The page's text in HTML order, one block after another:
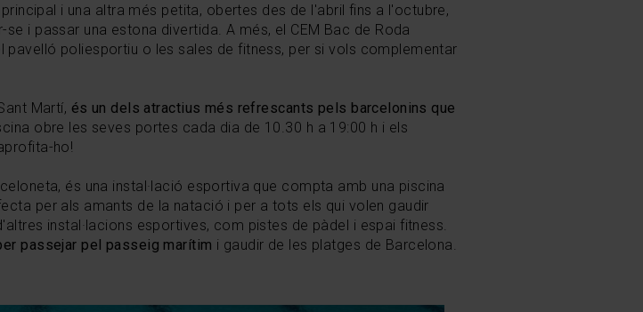
i una altra més petita, obertes des de l'abril fins a l'octubre,
i passar una estona divertida. A més, el CEM Bac de Roda
pavelló poliesportiu o les sales de fitness, per si vols complementar
Martí, és un dels atractius més refrescants pels barcelonins que
obre les seves portes cada dia de 10.30 h a 19:00 h i els
ho!
és una instal·lació esportiva que compta amb una piscina
per als amants de la natació i per a tots els qui volen gaudir
instal·lacions esportives, com pistes de pàdel i espai fitness.
passejar pel passeig marítim i gaudir de les platges de Barcelona.